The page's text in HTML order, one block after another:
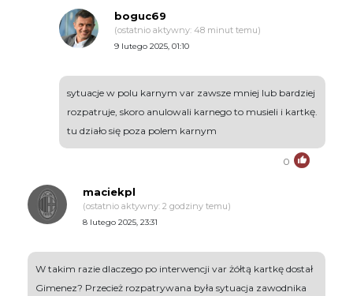
boguc69
(ostatnio aktywny: 48 minut temu)
9 lutego 2025, 01:10
sytuacje w polu karnym var zawsze mniej lub bardziej
rozpatruje, skoro anulowali karnego to musieli i kartkę.
tu działo się poza polem karnym
0
maciekpl
(ostatnio aktywny: 2 godziny temu)
8 lutego 2025, 23:31
W takim razie dlaczego po interwencji var żółtą kartkę dostał
Gimenez? Przecież rozpatrywana była sytuacja zawodnika